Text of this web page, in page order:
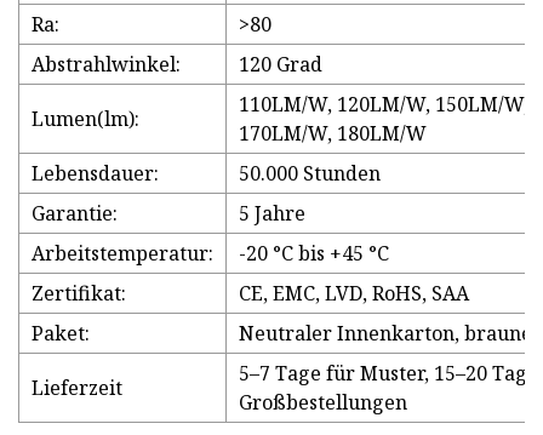
Ra:
>80
Abstrahlwinkel:
120 Grad
Lumen(lm):
110LM/W, 120LM/W, 150LM/W,
170LM/W, 180LM/W
Lebensdauer:
50.000 Stunden
Garantie:
5 Jahre
Arbeitstemperatur:
-20 °C bis +45 °C
Zertifikat:
CE, EMC, LVD, RoHS, SAA
Paket:
Neutraler Innenkarton,
Lieferzeit
5–7 Tage für Muster, 15–20
Großbestellungen